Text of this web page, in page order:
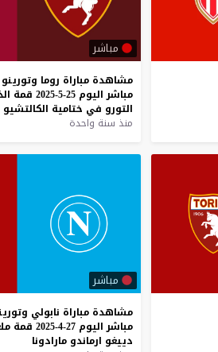
مباشر
مشاهدة مباراة روما وتورينو
مباشر اليوم 25-5-2025 قمة
التورو في ختامية الكالتشيو
منذ سنة واحدة
مباشر
مشاهدة مباراة نابولي
مباشر اليوم 27-4-2025 قمة
دييغو ارماندو مارادونا